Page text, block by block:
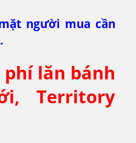
người mua cần
lăn bánh
Territory